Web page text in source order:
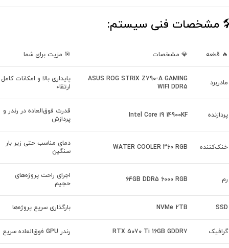
مشخصات فنی سیستم:
🔥 قطعه 💎 مشخصات 🎯 مزیت برای شما
مادربرد
ASUS ROG STRIX Z790-A GAMING
WIFI DDR5
پایداری بالا و امکانات کامل
ارتقاء
پردازنده Intel Core i9 14900KF
قدرت فوق‌العاده در رندر و
پردازش
خنک‌کننده WATER COOLER 360 RGB
دمای مناسب حتی زیر بار
سنگین
رم 64GB DDR5 6000 RGB
اجرای راحت پروژه‌های
حجیم
SSD
NVMe 2TB بارگذاری سریع پروژه‌ها
گرافیک RTX 5070 Ti 16GB GDDR7 رندر GPU فوق‌العاده سریع